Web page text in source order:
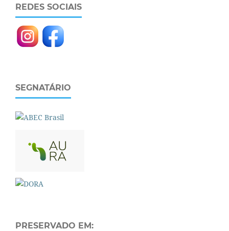
REDES SOCIAIS
SEGNATÁRIO
PRESERVADO EM: